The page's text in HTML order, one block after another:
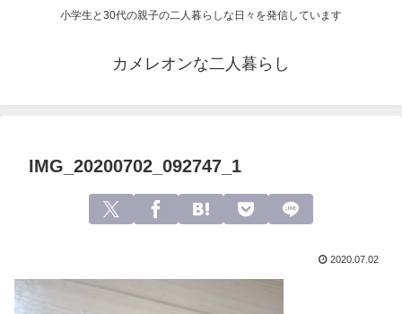
小学生と30代の親子の二人暮らしな日々を発信しています
カメレオンな二人暮らし
IMG_20200702_092747_1
2020.07.02